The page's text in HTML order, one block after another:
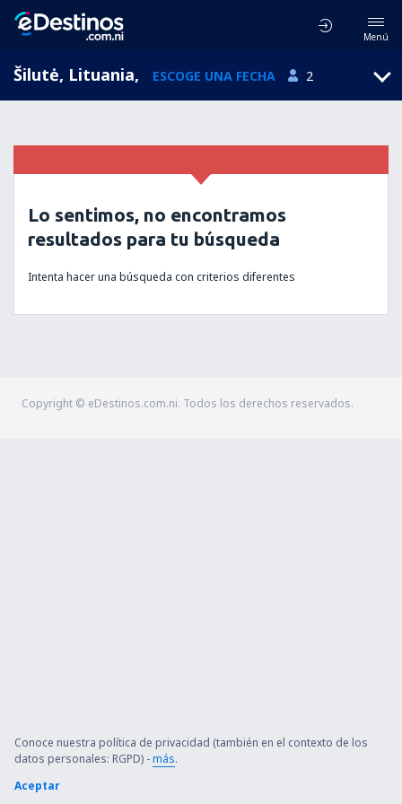
Menú
Šilutė, Lituania, ESCOGE UNA FECHA 2
Lo sentimos, no encontramos
resultados para tu búsqueda
Intenta hacer una búsqueda con criterios diferentes
Copyright © eDestinos.com.ni. Todos los derechos reservados.
Conoce nuestra política de privacidad (también en el contexto de los
datos personales: RGPD) -más.
Aceptar